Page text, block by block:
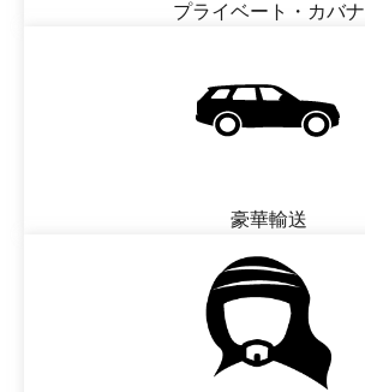
プライベート・カバナ
豪華輸送